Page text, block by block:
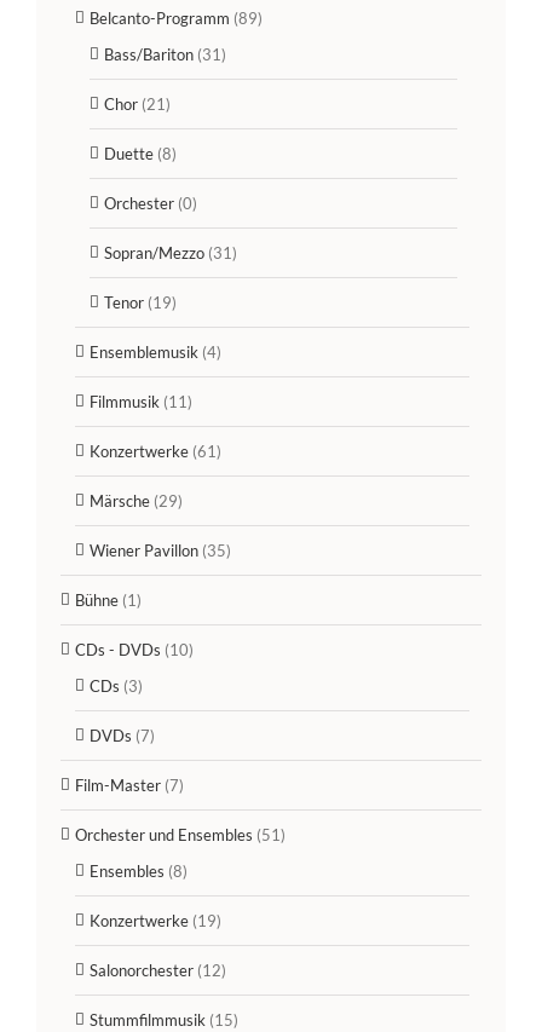
Belcanto-Programm (89)
Bass/Bariton (31)
Chor (21)
Duette (8)
Orchester (0)
Sopran/Mezzo (31)
Tenor (19)
Ensemblemusik (4)
Filmmusik (11)
Konzertwerke (61)
Märsche (29)
Wiener Pavillon (35)
Bühne (1)
CDs - DVDs (10)
CDs (3)
DVDs (7)
Film-Master (7)
Orchester und Ensembles (51)
Ensembles (8)
Konzertwerke (19)
Salonorchester (12)
Stummfilmmusik (15)